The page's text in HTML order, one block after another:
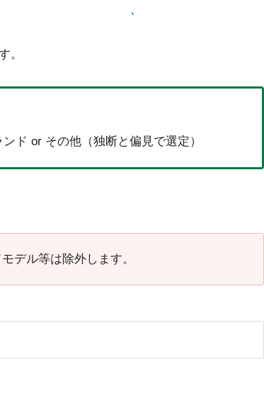
。
ド or その他（独断と偏見で選定）
デル等は除外します。